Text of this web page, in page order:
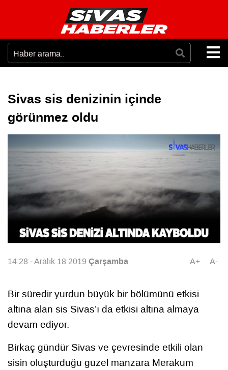
Sivas sis denizinin içinde
görünmez oldu
14:28 - Aralık 18 2019 Çarşamba A+ A-
Bir süredir yurdun büyük bir bölümünü etkisi
altına alan sis Sivas’ı da etkisi altına almaya
devam ediyor.
Birkaç gündür Sivas ve çevresinde etkili olan
sisin oluşturduğu güzel manzara Merakum